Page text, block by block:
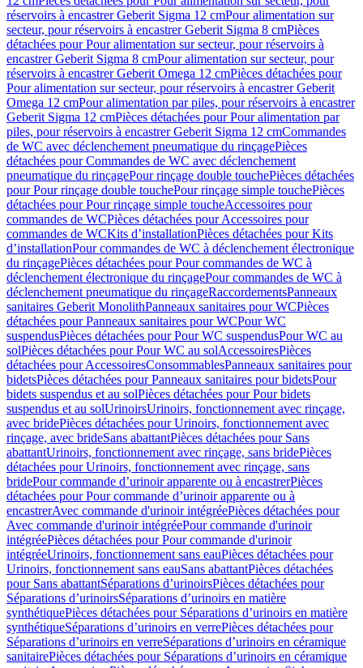
réservoirs à encastrer Geberit Sigma 12 cmPour alimentation sur
secteur, pour réservoirs à encastrer Geberit Sigma 8 cmPièces
détachées pour Pour alimentation sur secteur, pour réservoirs à
encastrer Geberit Sigma 8 cmPour alimentation sur secteur, pour
réservoirs à encastrer Geberit Omega 12 cmPièces détachées pour
Pour alimentation sur secteur, pour réservoirs à encastrer Geberit
Omega 12 cmPour alimentation par piles, pour réservoirs à encastrer
Geberit Sigma 12 cmPièces détachées pour Pour alimentation par
piles, pour réservoirs à encastrer Geberit Sigma 12 cmCommandes
de WC avec déclenchement pneumatique du rinçagePièces
détachées pour Commandes de WC avec déclenchement
pneumatique du rinçagePour rinçage double touchePièces détachées
pour Pour rinçage double touchePour rinçage simple touchePièces
détachées pour Pour rinçage simple toucheAccessoires pour
commandes de WCPièces détachées pour Accessoires pour
commandes de WCKits d’installationPièces détachées pour Kits
d’installationPour commandes de WC à déclenchement électronique
du rinçagePièces détachées pour Pour commandes de WC à
déclenchement électronique du rinçagePour commandes de WC à
déclenchement pneumatique du rinçageRaccordementsPanneaux
sanitaires Geberit MonolithPanneaux sanitaires pour WCPièces
détachées pour Panneaux sanitaires pour WCPour WC
suspendusPièces détachées pour Pour WC suspendusPour WC au
solPièces détachées pour Pour WC au solAccessoiresPièces
détachées pour AccessoiresConsommablesPanneaux sanitaires pour
bidetsPièces détachées pour Panneaux sanitaires pour bidetsPour
bidets suspendus et au solPièces détachées pour Pour bidets
suspendus et au solUrinoirsUrinoirs, fonctionnement avec rinçage,
avec bridePièces détachées pour Urinoirs, fonctionnement avec
rinçage, avec brideSans abattantPièces détachées pour Sans
abattantUrinoirs, fonctionnement avec rinçage, sans bridePièces
détachées pour Urinoirs, fonctionnement avec rinçage, sans
bridePour commande d’urinoir apparente ou à encastrerPièces
détachées pour Pour commande d’urinoir apparente ou à
encastrerAvec commande d'urinoir intégréePièces détachées pour
Avec commande d'urinoir intégréePour commande d'urinoir
intégréePièces détachées pour Pour commande d'urinoir
intégréeUrinoirs, fonctionnement sans eauPièces détachées pour
Urinoirs, fonctionnement sans eauSans abattantPièces détachées
pour Sans abattantSéparations d’urinoirsPièces détachées pour
Séparations d’urinoirsSéparations d’urinoirs en matière
synthétiquePièces détachées pour Séparations d’urinoirs en matière
synthétiqueSéparations d’urinoirs en verrePièces détachées pour
Séparations d’urinoirs en verreSéparations d’urinoirs en céramique
sanitairePièces détachées pour Séparations d’urinoirs en céramique